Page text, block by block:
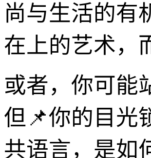
尚与生活的有
在上的艺术，
或者，你可能
但📌你的目光
共语言，是如